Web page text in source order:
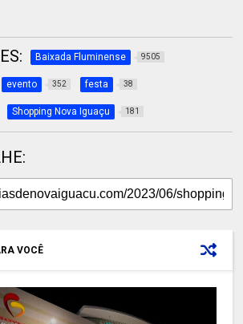
Baixada Fluminense 9505
evento 352 festa 38
Shopping Nova Iguaçu 181
VOCÊ